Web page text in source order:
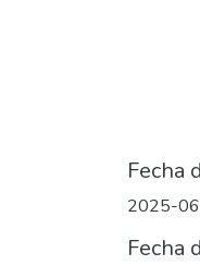
Fecha
2025-
Fecha